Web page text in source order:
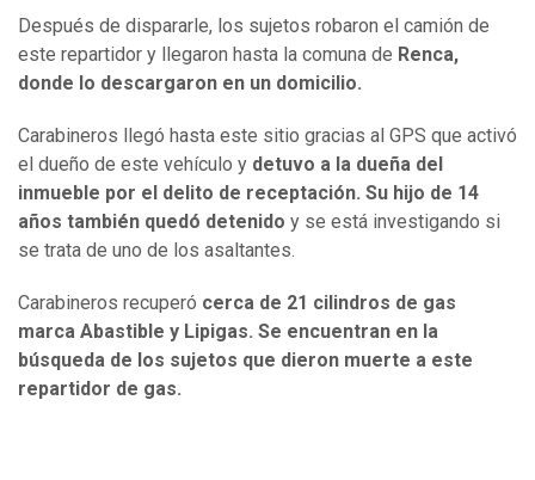
Después de dispararle, los sujetos robaron el camión de
este repartidor y llegaron hasta la comuna de Renca,
donde lo descargaron en un domicilio.
Carabineros llegó hasta este sitio gracias al GPS que activó
el dueño de este vehículo y detuvo a la dueña del
inmueble por el delito de receptación. Su hijo de 14
años también quedó detenido y se está investigando si
se trata de uno de los asaltantes.
Carabineros recuperó cerca de 21 cilindros de gas
marca Abastible y Lipigas. Se encuentran en la
búsqueda de los sujetos que dieron muerte a este
repartidor de gas.